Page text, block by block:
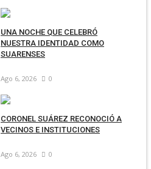
UNA NOCHE QUE CELEBRÓ
NUESTRA IDENTIDAD COMO
SUARENSES
Ago 6, 2026 0
CORONEL SUÁREZ RECONOCIÓ A
VECINOS E INSTITUCIONES
Ago 6, 2026 0